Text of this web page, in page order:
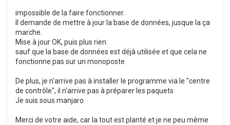
impossible de la faire fonctionner.
Il demande de mettre à jour la base de données, jusque la ça
marche.
Mise à jour OK, puis plus rien.
sauf que la base de données est déjà utilisée et que cela ne
fonctionne pas sur un monoposte
De plus, je n'arrive pas à installer le programme via le "centre
de contrôle", il n'arrive pas à préparer les paquets
Je suis sous manjaro
Merci de votre aide, car la tout est planté et je ne peu même